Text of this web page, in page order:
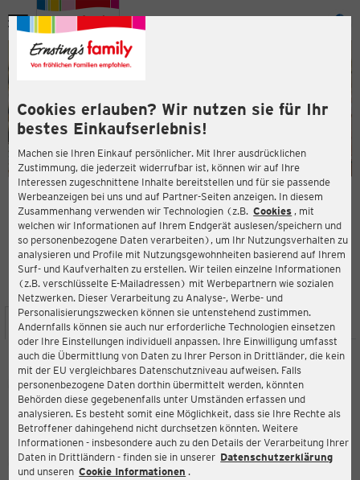
Cookies erlauben? Wir nutzen sie für Ihr
bestes Einkaufserlebnis!
Machen sie Ihren Einkauf persönlicher. Mit Ihrer ausdrücklichen
Zustimmung, die jederzeit widerrufbar ist, können wir auf Ihre
Interessen zugeschnittene Inhalte bereitstellen und für sie passende
Werbeanzeigen bei uns und auf Partner-Seiten anzeigen. In diesem
Zusammenhang verwenden wir Technologien (z.B. Cookies , mit
welchen wir Informationen auf Ihrem Endgerät auslesen/speichern und
so personenbezogene Daten verarbeiten), um Ihr Nutzungsverhalten zu
analysieren und Profile mit Nutzungsgewohnheiten basierend auf Ihrem
Surf- und Kaufverhalten zu erstellen. Wir teilen einzelne Informationen
(z.B. verschlüsselte E-Mailadressen) mit Werbepartnern wie sozialen
Netzwerken. Dieser Verarbeitung zu Analyse-, Werbe- und
Personalisierungszwecken können sie untenstehend zustimmen.
Andernfalls können sie auch nur erforderliche Technologien einsetzen
oder Ihre Einstellungen individuell anpassen. Ihre Einwilligung umfasst
auch die Übermittlung von Daten zu Ihrer Person in Drittländer, die kein
mit der EU vergleichbares Datenschutzniveau aufweisen. Falls
personenbezogene Daten dorthin übermittelt werden, könnten
Behörden diese gegebenenfalls unter Umständen erfassen und
analysieren. Es besteht somit eine Möglichkeit, dass sie Ihre Rechte als
Betroffener dahingehend nicht durchsetzen könnten. Weitere
Informationen - insbesondere auch zu den Details der Verarbeitung Ihrer
Daten in Drittländern - finden sie in unserer Datenschutzerklärung
und unseren Cookie Informationen .
Menü
ERNSTING'S FAMILY FILIALE
Untere Hauptstraße 18
85354 Freising
4,1
Bewertung:
STANDORT SERVICES SORTIMENT AKTIONEN
Ernsting's family
Untere Hauptstraße 18, 85354 Freising
Aktuell:
Geöffnet